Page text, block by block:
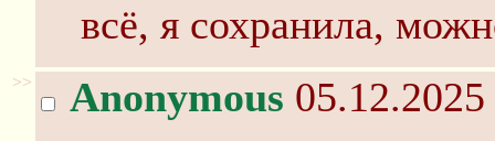
всё, я сохранила,
>> Anonymous